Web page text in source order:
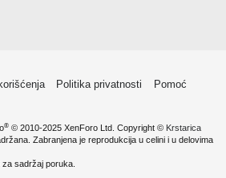
Politika privatnosti
Pomoć
® © 2010-2025 XenForo Ltd. Copyright © Krstarica
Zabranjena je reprodukcija u celini i u delovima
sadržaj poruka.